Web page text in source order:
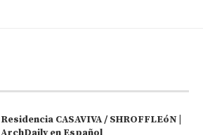
Residencia CASAVIVA / SHROFFLEóN |